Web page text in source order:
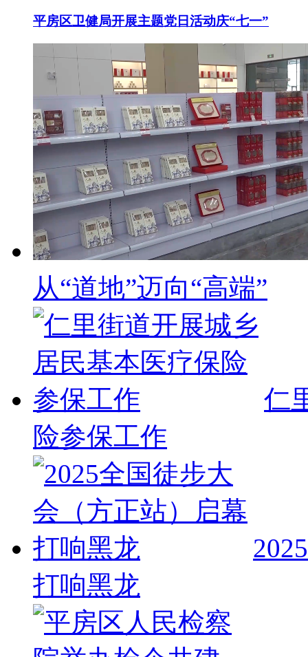
平房区卫健局开展主题党日活动庆“七一”
从“道地”迈向“高端”
仁
险参保工作
打响黑龙